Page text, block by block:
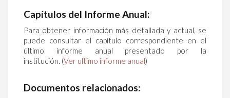
Capítulos del Informe Anual:
Para obtener información más detallada y actual, se
puede consultar el capítulo correspondiente en el
último informe anual presentado por la
institución. (Ver ultimo informe anual)
Documentos relacionados: